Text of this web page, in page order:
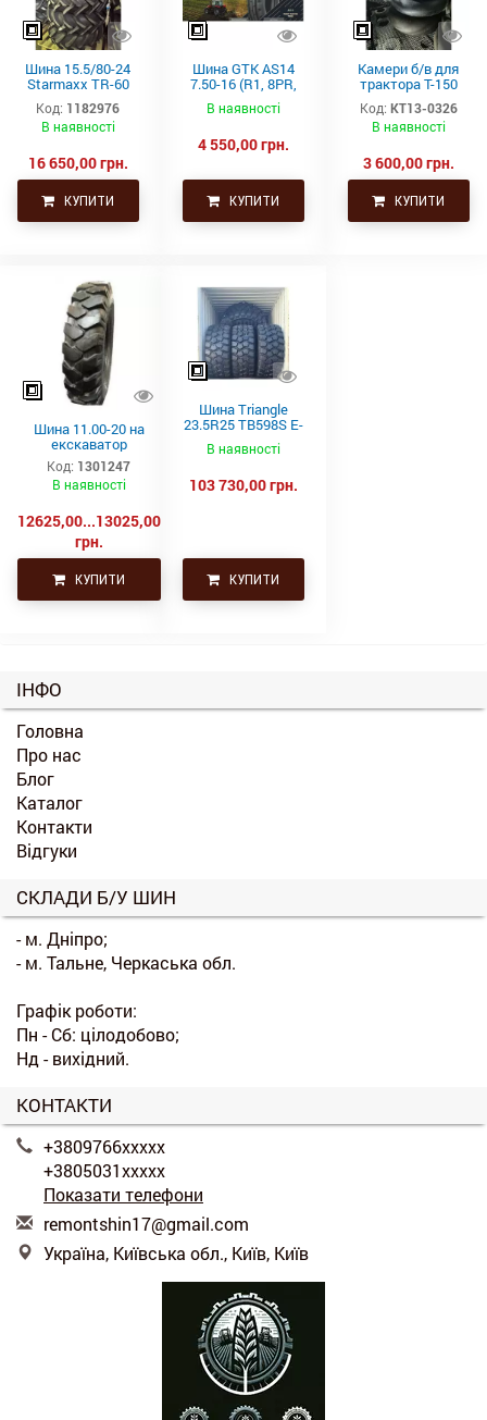
Шина 15.5/80-24
Starmaxx TR-60
(16PR, 163A8, TL)
Код: 1182976
В наявності
16 650,00 грн.
КУПИТИ
Шина GTK AS14
7.50-16 (R1, 8PR,
TT)
В наявності
4 550,00 грн.
КУПИТИ
Камери б/в для
трактора Т-150
21.3-24 (530-610)
СНГ товсті
Код: КТ13-0326
В наявності
3 600,00 грн.
КУПИТИ
Шина 11.00-20 на
екскаватор
Код: 1301247
В наявності
12625,00...13025,00
грн.
КУПИТИ
Шина Triangle
23.5R25 TB598S E-
4 201A2/185B
В наявності
103 730,00 грн.
КУПИТИ
ІНФО
Головна
Про нас
Блог
Каталог
Контакти
Відгуки
СКЛАДИ Б/У ШИН
- м. Дніпро;
- м. Тальне, Черкаська обл.
Графік роботи:
Пн - Сб: цілодобово;
Нд - вихідний.
КОНТАКТИ
+3809766xxxxx
+3805031xxxxx
Показати телефони
remontshin17@gmail.com
Україна, Київська обл., Київ, Київ